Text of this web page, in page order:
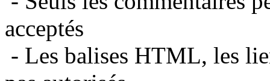
acceptés
- Les balises HTML, les